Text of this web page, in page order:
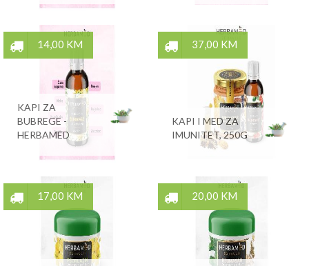
14,00 KM
KAPI ZA
BUBREGE -
HERBAMED
37,00 KM
KAPI I MED ZA
IMUNITET, 250G
17,00 KM 20,00 KM